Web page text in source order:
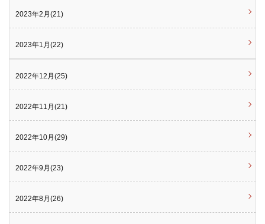
2023年2月(21)
2023年1月(22)
2022年12月(25)
2022年11月(21)
2022年10月(29)
2022年9月(23)
2022年8月(26)